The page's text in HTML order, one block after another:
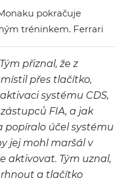
pokračuje
tréninkem. Ferrari
tempo i ve FP2
Problémy měl však
který svůj McLaren
a v Cadillacu
hořela brzda.
přiznal, že z
přes tlačítko,
systému CDS,
FIA, a jak
popíralo účel systému
jej mohl maršál v
aktivovat. Tým uznal,
a tlačítko